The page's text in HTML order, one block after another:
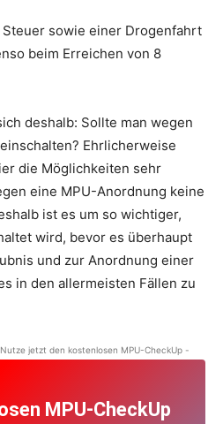
sowie einer Drogenfahrt
beim Erreichen von 8
deshalb: Sollte man wegen
Ehrlicherweise
die Möglichkeiten sehr
eine MPU-Anordnung keine
ist es um so wichtiger,
wird, bevor es überhaupt
und zur Anordnung einer
in den allermeisten Fällen zu
jetzt den kostenlosen MPU-CheckUp -
MPU-CheckUp